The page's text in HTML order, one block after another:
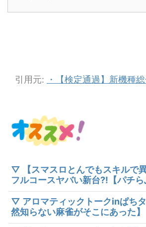
引用元:
・【検定通過】新機種
▽ 【スマスロとんでもスキルで異
フルコースヤバい新台?!【パチら
▽ アロマティックトークinぱち
然知らない麻雀がそこにあった】